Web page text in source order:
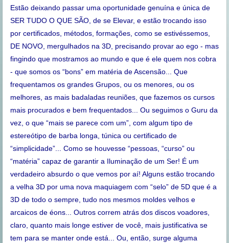
Estão deixando passar uma oportunidade genuína e única de
SER TUDO O QUE SÃO, de se Elevar, e estão trocando isso
por certificados, métodos, formações, como se estivéssemos,
DE NOVO, mergulhados na 3D, precisando provar ao ego - mas
fingindo que mostramos ao mundo e que é ele quem nos cobra
- que somos os “bons” em matéria de Ascensão... Que
frequentamos os grandes Grupos, ou os menores, ou os
melhores, as mais badaladas reuniões, que fazemos os cursos
mais procurados e bem frequentados... Ou seguimos o Guru da
vez, o que “mais se parece com um”, com algum tipo de
estereótipo de barba longa, túnica ou certificado de
“simplicidade”... Como se houvesse “pessoas, “curso” ou
“matéria” capaz de garantir a Iluminação de um Ser! É um
verdadeiro absurdo o que vemos por aí! Alguns estão trocando
a velha 3D por uma nova maquiagem com “selo” de 5D que é a
3D de todo o sempre, tudo nos mesmos moldes velhos e
arcaicos de éons... Outros correm atrás dos discos voadores,
claro, quanto mais longe estiver de você, mais justificativa se
tem para se manter onde está... Ou, então, surge alguma